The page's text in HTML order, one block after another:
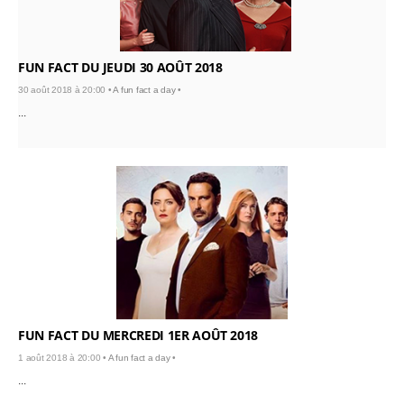
FUN FACT DU JEUDI 30 AOÛT 2018
30 août 2018 à 20:00 •A fun fact a day•
FUN FACT DU MERCREDI 1ER AOÛT 2018
1 août 2018 à 20:00 • A fun fact a day•